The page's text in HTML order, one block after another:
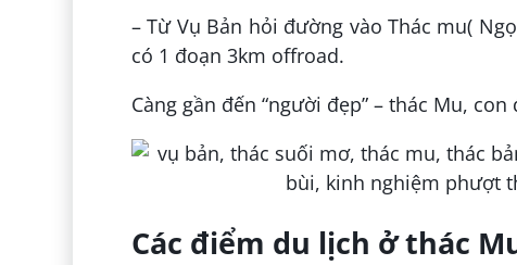
– Từ Vụ Bản hỏi đường vào Thác mu(
có 1 đoạn 3km offroad.
Càng gần đến “người đẹp” – thác Mu,
Các điểm du lịch ở thác